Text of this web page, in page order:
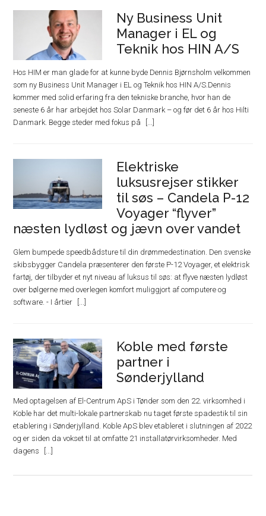
Ny Business Unit
Manager i EL og
Teknik hos HIN A/S
Hos HIM er man glade for at kunne byde Dennis Bjørnsholm velkommen
som ny Business Unit Manager i EL og Teknik hos HIN A/S.Dennis
kommer med solid erfaring fra den tekniske branche, hvor han de
seneste 6 år har arbejdet hos Solar Danmark – og før det 6 år hos Hilti
Danmark. Begge steder med fokus på
Elektriske
luksusrejser stikker
til søs – Candela P-12
Voyager “flyver”
næsten lydløst og jævn over vandet
Glem bumpede speedbådsture til din drømmedestination. Den svenske
skibsbygger Candela præsenterer den første P-12 Voyager, et elektrisk
fartøj, der tilbyder et nyt niveau af luksus til søs: at flyve næsten lydløst
over bølgerne med overlegen komfort muliggjort af computere og
software. - I årtier
Koble med første
partner i
Sønderjylland
Med optagelsen af El-Centrum ApS i Tønder som den 22. virksomhed i
Koble har det multi-lokale partnerskab nu taget første spadestik til sin
etablering i Sønderjylland. Koble ApS blev etableret i slutningen af 2022
og er siden da vokset til at omfatte 21 installatørvirksomheder. Med
dagens